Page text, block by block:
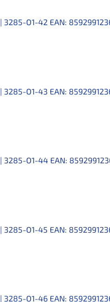
| 3285-O1-42 EAN:
| 3285-O1-43 EAN:
| 3285-O1-44 EAN:
| 3285-O1-45 EAN:
| 3285-O1-46 EAN: